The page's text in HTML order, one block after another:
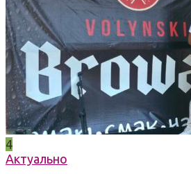
4
Актуально